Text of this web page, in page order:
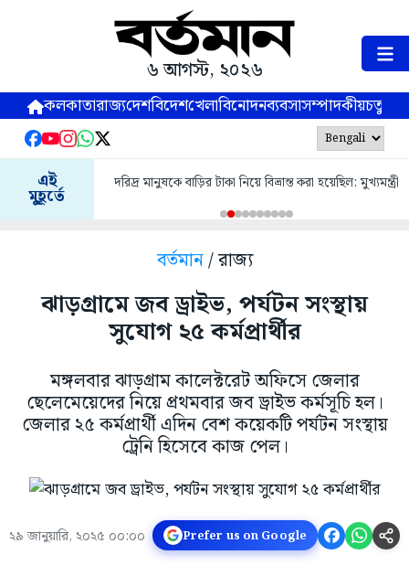
৬ আগস্ট, ২০২৬
কলকাতারাজ্যদেশবিদেশখেলাবিনোদনব্যবসাসম্পাদকীয়
এই
মুহূর্তে
দরিদ্র মানুষকে বাড়ির টাকা নিয়ে বিভ্রান্ত করা হয়েছিল: মুখ্যমন্ত্রী
বর্তমান/ রাজ্য
ঝাড়গ্রামে জব ড্রাইভ, পর্যটন সংস্থায়
সুযোগ ২৫ কর্মপ্রার্থীর
মঙ্গলবার ঝাড়গ্রাম কালেক্টরেট অফিসে জেলার
ছেলেমেয়েদের নিয়ে প্রথমবার জব ড্রাইভ কর্মসূচি হল।
জেলার ২৫ কর্মপ্রার্থী এদিন বেশ কয়েকটি পর্যটন সংস্থায়
ট্রেনি হিসেবে কাজ পেল।
২৯ জানুয়ারি, ২০২৫ ০০:০০ Prefer us on Google